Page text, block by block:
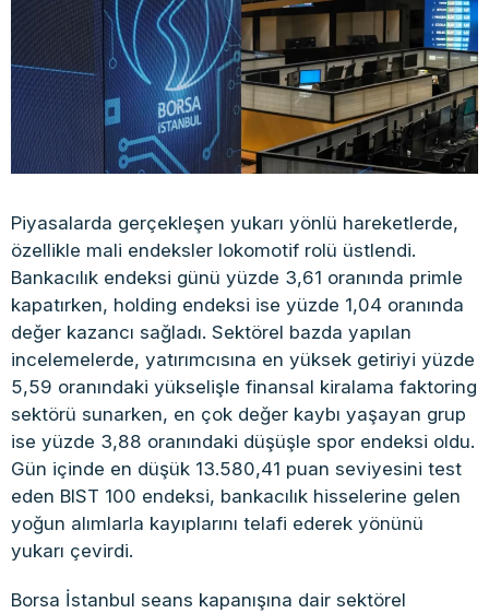
Piyasalarda gerçekleşen yukarı yönlü hareketlerde,
özellikle mali endeksler lokomotif rolü üstlendi.
Bankacılık endeksi günü yüzde 3,61 oranında primle
kapatırken, holding endeksi ise yüzde 1,04 oranında
değer kazancı sağladı. Sektörel bazda yapılan
incelemelerde, yatırımcısına en yüksek getiriyi yüzde
5,59 oranındaki yükselişle finansal kiralama faktoring
sektörü sunarken, en çok değer kaybı yaşayan grup
ise yüzde 3,88 oranındaki düşüşle spor endeksi oldu.
Gün içinde en düşük 13.580,41 puan seviyesini test
eden BIST 100 endeksi, bankacılık hisselerine gelen
yoğun alımlarla kayıplarını telafi ederek yönünü
yukarı çevirdi.
Borsa İstanbul seans kapanışına dair sektörel